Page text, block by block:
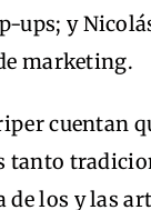
ups; y
marketing.
cuentan
tanto
de los y las